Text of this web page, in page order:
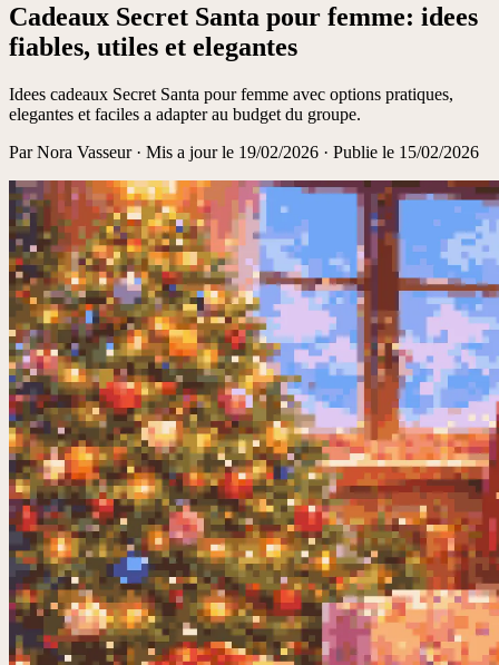
Cadeaux Secret Santa pour femme: idees
fiables, utiles et elegantes
Idees cadeaux Secret Santa pour femme avec options pratiques,
elegantes et faciles a adapter au budget du groupe.
Par Nora Vasseur· Mis a jour le 19/02/2026 · Publie le 15/02/2026